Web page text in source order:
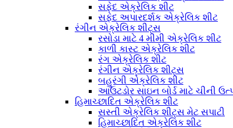
સફેદ એક્રેલિક શીટ
સફેદ અપારદર્શક એક્રેલિક શીટ
રંગીન એક્રેલિક શીટ્સ
રસોડા માટે 4 મીમી એક્રેલિક શીટ
કાળી કાસ્ટ એક્રેલિક શીટ
રંગ એક્રેલિક શીટ
રંગીન એક્રેલિક શીટ્સ
બહુરંગી એક્રેલિક શીટ
આઉટડોર સાઇન બોર્ડ માટે ચીની
હિમાચ્છાદિત એક્રેલિક શીટ
સસ્તી એક્રેલિક શીટ્સ મેટ સપાટી
હિમાચ્છાદિત એક્રેલિક શીટ